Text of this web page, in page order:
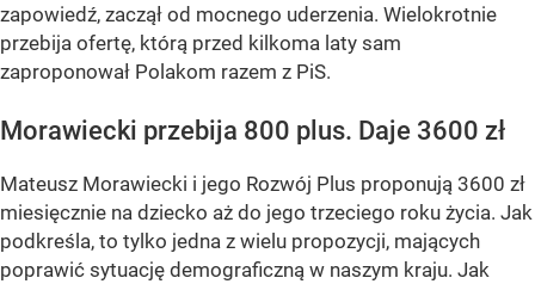
zapowiedź, zaczął od mocnego uderzenia. Wielokrotnie
przebija ofertę, którą przed kilkoma laty sam
zaproponował Polakom razem z PiS.
Morawiecki przebija 800 plus. Daje 3600 zł
Mateusz Morawiecki i jego Rozwój Plus proponują 3600 zł
miesięcznie na dziecko aż do jego trzeciego roku życia. Jak
podkreśla, to tylko jedna z wielu propozycji, mających
poprawić sytuację demograficzną w naszym kraju. Jak